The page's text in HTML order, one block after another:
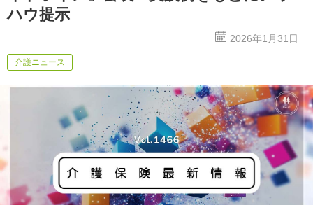
ハウ提示
2026年1月31日
介護ニュース